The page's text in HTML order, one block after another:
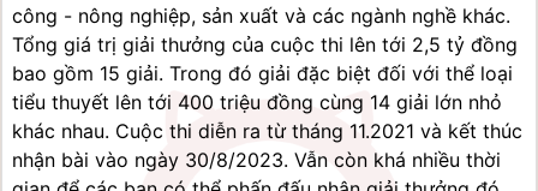
công - nông nghiệp, sản xuất và các ngành nghề khác.
Tổng giá trị giải thưởng của cuộc thi lên tới 2,5 tỷ đồng
bao gồm 15 giải. Trong đó giải đặc biệt đối với thể loại
tiểu thuyết lên tới 400 triệu đồng cùng 14 giải lớn nhỏ
khác nhau. Cuộc thi diễn ra từ tháng 11.2021 và kết thúc
nhận bài vào ngày 30/8/2023. Vẫn còn khá nhiều thời